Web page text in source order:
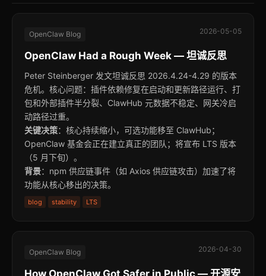
OpenClaw Blog 2026-05-05
OpenClaw Had a Rough Week — 坦诚反思
Peter Steinberger 发文坦诚反思 2026.4.24-4.29 的版本
危机。核心问题：插件依赖修复在启动和更新路径运行、打
包和外部插件半分裂、ClawHub 元数据不稳定、网关冷启
动路径过重。
关键决策：核心持续缩小，可选功能移至 ClawHub；
OpenClaw 基金会正在建立真正的团队；将宣布 LTS 版本
（5 月下旬）。
背景：npm 供应链事件（如 Axios 供应链攻击）加速了将
功能从核心移出的决策。
blog stability LTS
OpenClaw Blog 2026-04-30
How OpenClaw Got Safer in Public — 开源安